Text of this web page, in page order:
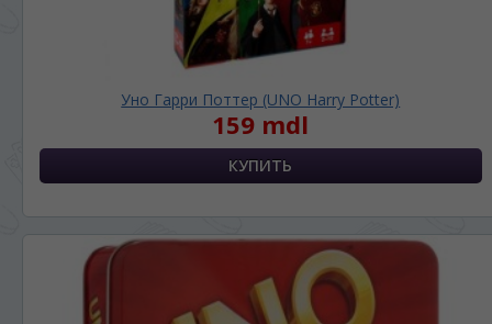
Уно Гарри Поттер (UNO Harry Potter)
159 mdl